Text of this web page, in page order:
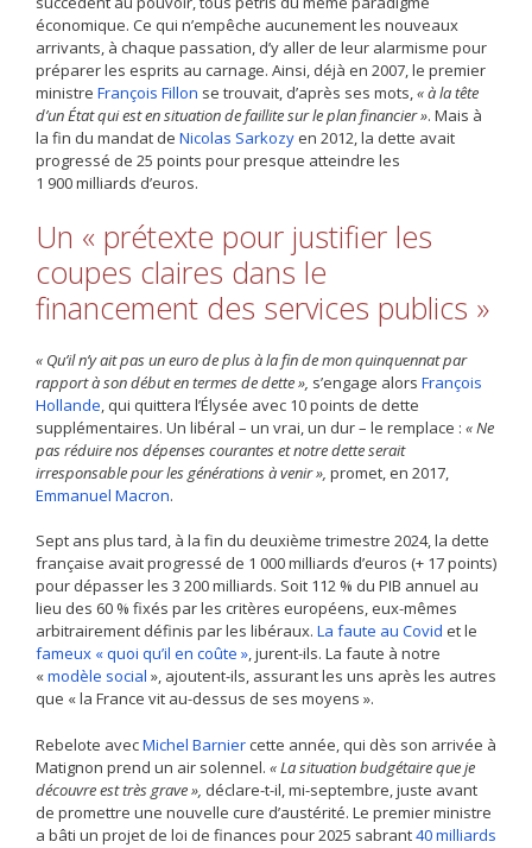
économique. Ce qui n’empêche aucunement les nouveaux
arrivants, à chaque passation, d’y aller de leur alarmisme pour
préparer les esprits au carnage. Ainsi, déjà en 2007, le premier
ministre François Fillon se trouvait, d’après ses mots,« à la tête
d’un État qui est en situation de faillite sur le plan financier ». Mais à
la fin du mandat de Nicolas Sarkozy en 2012, la dette avait
progressé de 25 points pour presque atteindre les
1 900 milliards d’euros.
Un « prétexte pour justifier les
coupes claires dans le
financement des services publics »
« Qu’il n’y ait pas un euro de plus à la fin de mon quinquennat par
rapport à son début en termes de dette », s’engage alors François
Hollande, qui quittera l’Élysée avec 10 points de dette
supplémentaires. Un libéral – un vrai, un dur – le remplace : « Ne
pas réduire nos dépenses courantes et notre dette serait
irresponsable pour les générations à venir », promet, en 2017,
Emmanuel Macron.
Sept ans plus tard, à la fin du deuxième trimestre 2024, la dette
française avait progressé de 1 000 milliards d’euros (+ 17 points)
pour dépasser les 3 200 milliards. Soit 112 % du PIB annuel au
lieu des 60 % fixés par les critères européens, eux-mêmes
arbitrairement définis par les libéraux. La faute au Covid et le
fameux « quoi qu’il en coûte », jurent-ils. La faute à notre
«modèle social », ajoutent-ils, assurant les uns après les autres
que « la France vit au-dessus de ses moyens ».
Rebelote avecMichel Barnier cette année, qui dès son arrivée à
Matignon prend un air solennel. « La situation budgétaire que je
découvre est très grave », déclare-t-il, mi-septembre, juste avant
de promettre une nouvelle cure d’austérité. Le premier ministre
a bâti un projet de loi de finances pour 2025 sabrant40 milliards